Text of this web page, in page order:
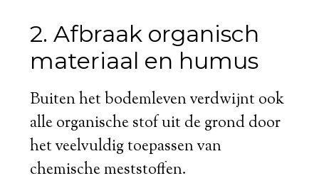
2. Afbraak organisch
materiaal en humus
Buiten het bodemleven verdwijnt ook
alle organische stof uit de grond door
het veelvuldig toepassen van
chemische meststoffen.